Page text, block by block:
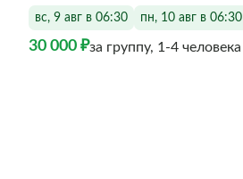
вс, 9 авг в 06:30 пн, 10 авг в 06:30
30 000 ₽за группу, 1-4 человека